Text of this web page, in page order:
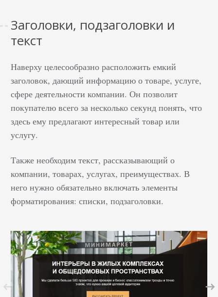
Заголовки, подзаголовки и
текст
Наверху целесообразно расположить емкий
заголовок, дающий информацию о товаре, услуге,
сфере деятельности компании. Он позволит
покупателю всего за несколько секунд понять, что
здесь ему предлагают интересный товар или
услугу.
Также необходим текст, рассказывающий о
компании, товарах, услугах, преимуществах. В
него нужно обязательно включать элементы
форматирования: списки, подзаголовки.